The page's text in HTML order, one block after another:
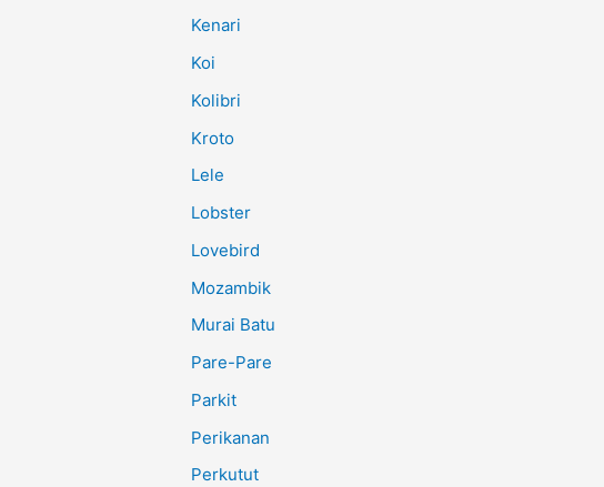
Kenari
Koi
Kolibri
Kroto
Lele
Lobster
Lovebird
Mozambik
Murai Batu
Pare-Pare
Parkit
Perikanan
Perkutut